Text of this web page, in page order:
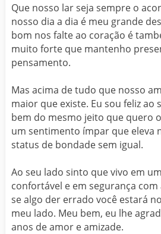
Que nosso lar seja sempre o
nosso dia a dia é meu grande
bom nos falte ao coração é
muito forte que mantenho
pensamento.
Mas acima de tudo que nosso
maior que existe. Eu sou feliz ao
bem do mesmo jeito que quero
um sentimento ímpar que eleva
status de bondade sem igual.
Ao seu lado sinto que vivo em
confortável e em segurança
se algo der errado você estará
meu lado. Meu bem, eu lhe
anos de amor e amizade.